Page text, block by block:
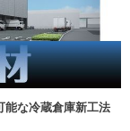
能な冷蔵倉庫新工法